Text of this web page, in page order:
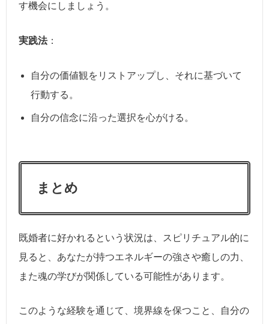
す機会にしましょう。
実践法：
自分の価値観をリストアップし、それに基づいて
行動する。
自分の信念に沿った選択を心がける。
まとめ
既婚者に好かれるという状況は、スピリチュアル的に
見ると、あなたが持つエネルギーの強さや癒しの力、
また魂の学びが関係している可能性があります。
このような経験を通じて、境界線を保つこと、自分の